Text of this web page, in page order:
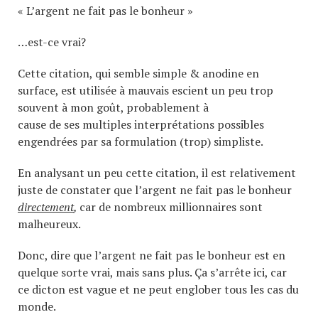
« L’argent ne fait pas le bonheur »
…est-ce vrai?
Cette citation, qui semble simple & anodine en
surface, est utilisée à mauvais escient un peu trop
souvent à mon goût, probablement à
cause de ses multiples interprétations possibles
engendrées par sa formulation (trop) simpliste.
En analysant un peu cette citation, il est relativement
juste de constater que l’argent ne fait pas le bonheur
directement, car de nombreux millionnaires sont
malheureux.
Donc, dire que l’argent ne fait pas le bonheur est en
quelque sorte vrai, mais sans plus. Ça s’arrête ici, car
ce dicton est vague et ne peut englober tous les cas du
monde.